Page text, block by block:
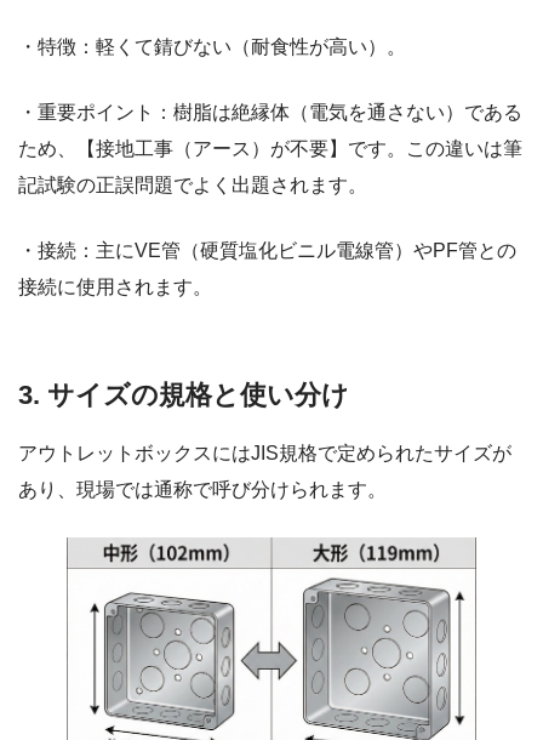
・特徴：軽くて錆びない（耐食性が高い）。
・重要ポイント：樹脂は絶縁体（電気を通さない）である
ため、【接地工事（アース）が不要】です。この違いは筆
記試験の正誤問題でよく出題されます。
・接続：主にVE管（硬質塩化ビニル電線管）やPF管との
接続に使用されます。
3. サイズの規格と使い分け
アウトレットボックスにはJIS規格で定められたサイズが
あり、現場では通称で呼び分けられます。